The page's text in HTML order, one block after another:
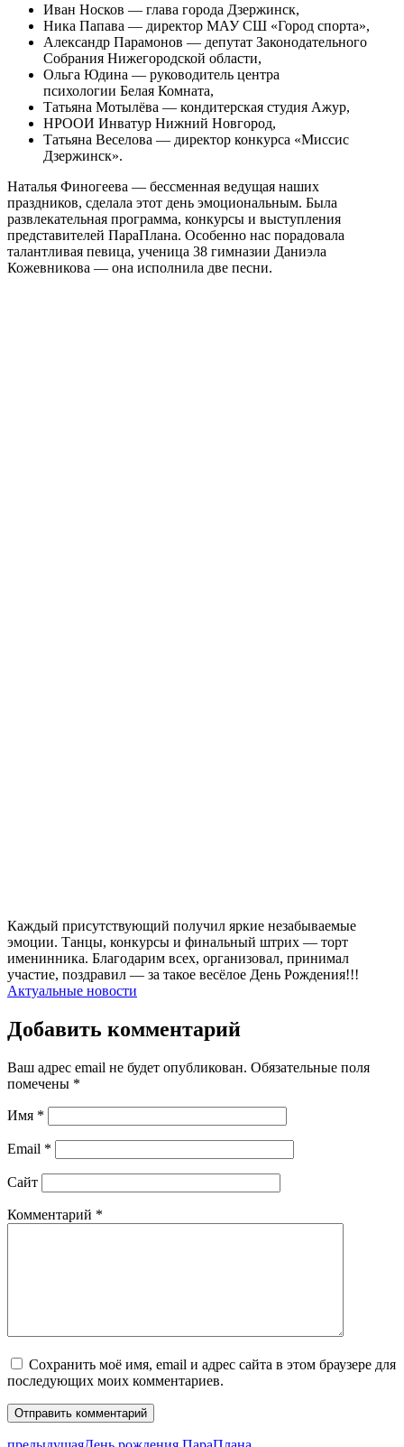
Иван Носков — глава города Дзержинск,
Ника Папава — директор МАУ СШ «Город спорта»,
Александр Парамонов — депутат Законодательного
Собрания Нижегородской области,
Ольга Юдина — руководитель центра
психологии Белая Комната,
Татьяна Мотылёва — кондитерская студия Ажур,
НРООИ Инватур Нижний Новгород,
Татьяна Веселова — директор конкурса «Миссис
Дзержинск».
Наталья Финогеева — бессменная ведущая наших
праздников, сделала этот день эмоциональным. Была
развлекательная программа, конкурсы и выступления
представителей ПараПлана. Особенно нас порадовала
талантливая певица, ученица 38 гимназии Даниэла
Кожевникова — она исполнила две песни.
Каждый присутствующий получил яркие незабываемые
эмоции. Танцы, конкурсы и финальный штрих — торт
именинника. Благодарим всех, организовал, принимал
участие, поздравил — за такое весёлое День Рождения!!!
Актуальные новости
Добавить комментарий
Ваш адрес email не будет опубликован. Обязательные поля
помечены *
Имя *
Email *
Сайт
Комментарий *
Сохранить моё имя, email и адрес сайта в этом браузере для
последующих моих комментариев.